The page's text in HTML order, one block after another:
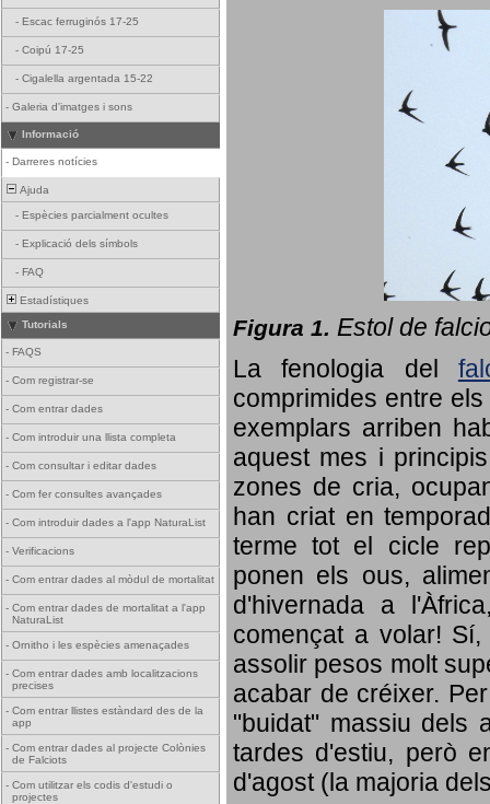
- Escac ferruginós 17-25
- Coipú 17-25
- Cigalella argentada 15-22
- Galeria d'imatges i sons
Informació
- Darreres notícies
Ajuda
- Espècies parcialment ocultes
- Explicació dels símbols
- FAQ
Estadístiques
Tutorials
- FAQS
- Com registrar-se
- Com entrar dades
- Com introduir una llista completa
- Com consultar i editar dades
- Com fer consultes avançades
- Com introduir dades a l'app NaturaList
- Verificacions
- Com entrar dades al mòdul de mortalitat
- Com entrar dades de mortalitat a l'app
NaturaList
- Ornitho i les espècies amenaçades
- Com entrar dades amb localitzacions
precises
- Com entrar llistes estàndard des de la
app
- Com entrar dades al projecte Colònies
de Falciots
- Com utilitzar els codis d'estudi o
projectes
Figura 1. Estol de
La fenologia del
comprimides entre
exemplars arriben
aquest mes i
zones de cria,
han criat en
terme tot el cicle
ponen els ous,
d'hivernada a
començat a volar!
assolir pesos molt
acabar de créixer.
"buidat" massiu dels
tardes d'estiu, però
d'agost (la majoria